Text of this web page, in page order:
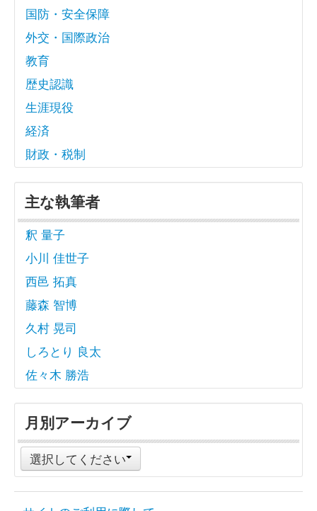
国防・安全保障
外交・国際政治
教育
歴史認識
生涯現役
経済
財政・税制
主な執筆者
釈 量子
小川 佳世子
西邑 拓真
藤森 智博
久村 晃司
しろとり 良太
佐々木 勝浩
月別アーカイブ
選択してください